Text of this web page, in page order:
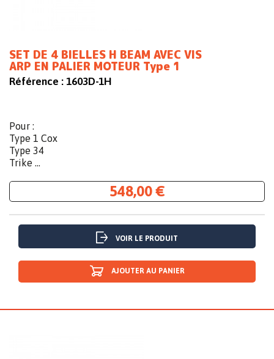
SET DE 4 BIELLES H BEAM AVEC VIS
ARP EN PALIER MOTEUR Type 1
Référence : 1603D-1H
Pour :
Type 1 Cox
Type 34
Trike ...
548,00 €
VOIR LE PRODUIT
AJOUTER AU PANIER